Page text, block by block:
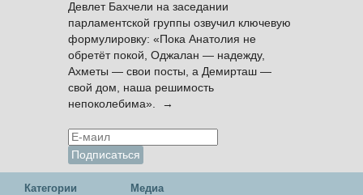
Девлет Бахчели на заседании
парламентской группы озвучил ключевую
формулировку: «Пока Анатолия не
обретёт покой, Оджалан — надежду,
Ахметы — свои посты, а Демирташ —
свой дом, наша решимость
непоколебима». →
Категории Медиа